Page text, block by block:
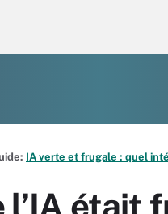
IA verte et frugale : quel
l’IA était